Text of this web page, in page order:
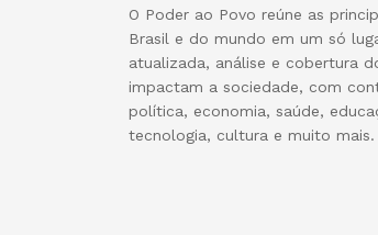
O Poder ao Povo reúne as
Brasil e do mundo em um só
atualizada, análise e cobertura
impactam a sociedade, com
política, economia, saúde,
tecnologia, cultura e muito mais.